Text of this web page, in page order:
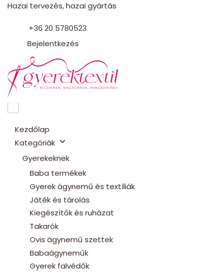
Hazai tervezés, hazai gyártás
+36 20 5780523
Bejelentkezés
Kezdőlap
Kategóriák
Gyerekeknek
Baba termékek
Gyerek ágynemű és textíliák
Játék és tárolás
Kiegészítők és ruházat
Takarók
Ovis ágynemű szettek
Babaágyneműk
Gyerek falvédők